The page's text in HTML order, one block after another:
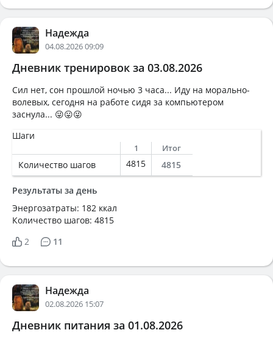
Надежда
04.08.2026 09:09
Дневник тренировок за 03.08.2026
Сил нет, сон прошлой ночью 3 часа... Иду на морально-
волевых, сегодня на работе сидя за компьютером
заснула... 😜😛😜
Шаги
1 Итог
Количество шагов 4815 4815
Результаты за день
Энергозатраты: 182 ккал
Количество шагов: 4815
2
11
Надежда
02.08.2026 15:07
Дневник питания за 01.08.2026